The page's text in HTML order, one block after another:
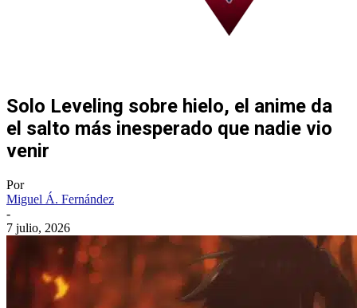
Solo Leveling sobre hielo, el anime da
el salto más inesperado que nadie vio
venir
Por
Miguel Á. Fernández
-
7 julio, 2026